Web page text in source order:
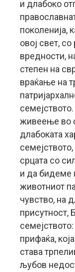
и длабоко
поколенија,
овој свет,
вредности,
степен на
враќање на
живеење во
длабоката
семејството,
срцата со
и да бидеме
животниот
чувство, на
присутност,
прифаќа,
става
љубов